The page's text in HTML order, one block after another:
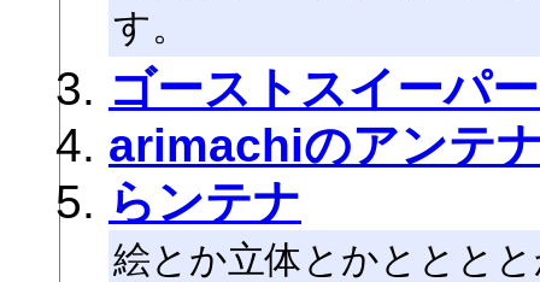
す。
ゴーストスイーパ
arimachiのアンテ
らンテナ
絵とか立体とかととと